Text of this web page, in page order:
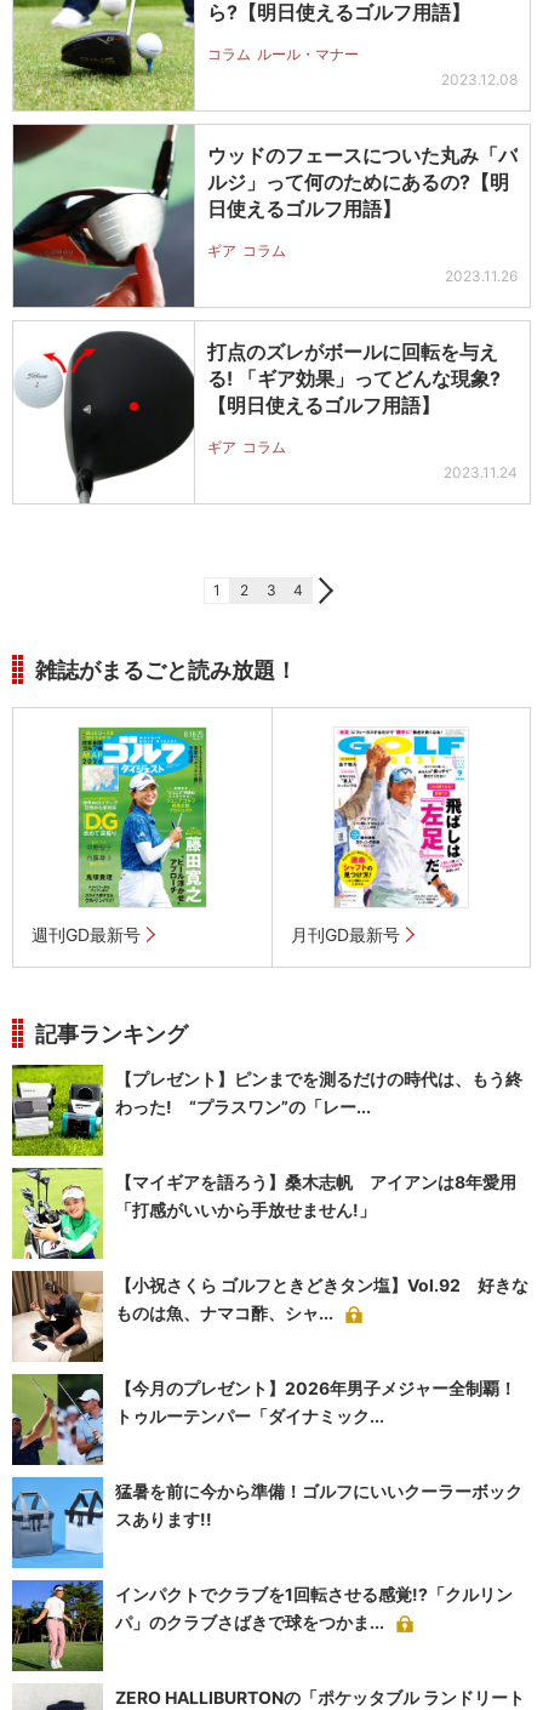
ら?【明日使えるゴルフ用語】
コラム ルール・マナー
2023.12.08
ウッドのフェースについた丸み「バ
ルジ」って何のためにあるの?【明
日使えるゴルフ用語】
ギア コラム
2023.11.26
打点のズレがボールに回転を与え
る! 「ギア効果」ってどんな現象?
【明日使えるゴルフ用語】
ギア コラム
2023.11.24
1 2 3 4
雑誌がまるごと読み放題！
週刊GD最新号 月刊GD最新号
記事ランキング
【プレゼント】ピンまでを測るだけの時代は、もう終
わった! “プラスワン”の「レー...
【マイギアを語ろう】桑木志帆 アイアンは8年愛用
「打感がいいから手放せません!」
【小祝さくら ゴルフときどきタン塩】Vol.92 好きな
ものは魚、ナマコ酢、シャ...
【今月のプレゼント】2026年男子メジャー全制覇！
トゥルーテンパー「ダイナミック...
猛暑を前に今から準備！ゴルフにいいクーラーボック
スあります!!
インパクトでクラブを1回転させる感覚!?「クルリン
パ」のクラブさばきで球をつかま...
ZERO HALLIBURTONの「ポケッタブル ランドリート